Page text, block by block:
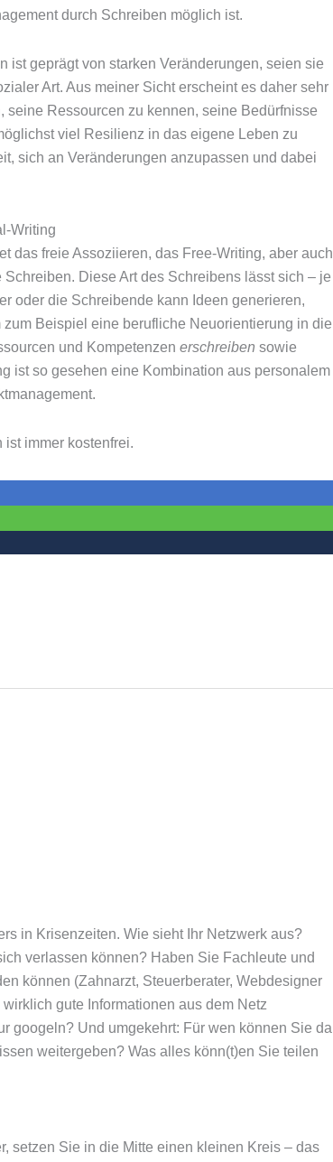
durch Schreiben möglich ist.
ist geprägt von starken Veränderungen, seien sie
Art. Aus meiner Sicht erscheint es daher sehr
Ressourcen zu kennen, seine Bedürfnisse
viel Resilienz in das eigene Leben zu
sich an Veränderungen anzupassen und dabei
Writing
das freie Assoziieren, das Free-Writing, aber auch
Diese Art des Schreibens lässt sich – je
oder die Schreibende kann Ideen generieren,
Beispiel eine berufliche Neuorientierung in die
und Kompetenzen erschreiben sowie
ist so gesehen eine Kombination aus personalem
immer kostenfrei.
in Krisenzeiten. Wie sieht Ihr Netzwerk aus?
verlassen können? Haben Sie Fachleute und
können (Zahnarzt, Steuerberater, Webdesigner
gute Informationen aus dem Netz
googeln? Und umgekehrt: Für wen können Sie da
weitergeben? Was alles könn(t)en Sie teilen
setzen Sie in die Mitte einen kleinen Kreis – das